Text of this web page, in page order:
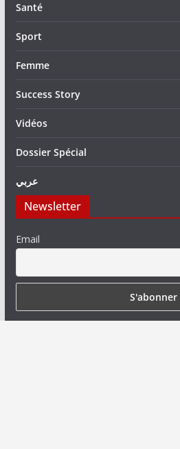
Santé
Sport
Femme
Success Story
Vidéos
Dossier Spécial
عربي
Newsletter
Email